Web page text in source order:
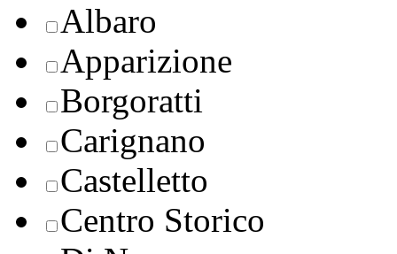
Albaro
Apparizione
Borgoratti
Carignano
Castelletto
Centro Storico